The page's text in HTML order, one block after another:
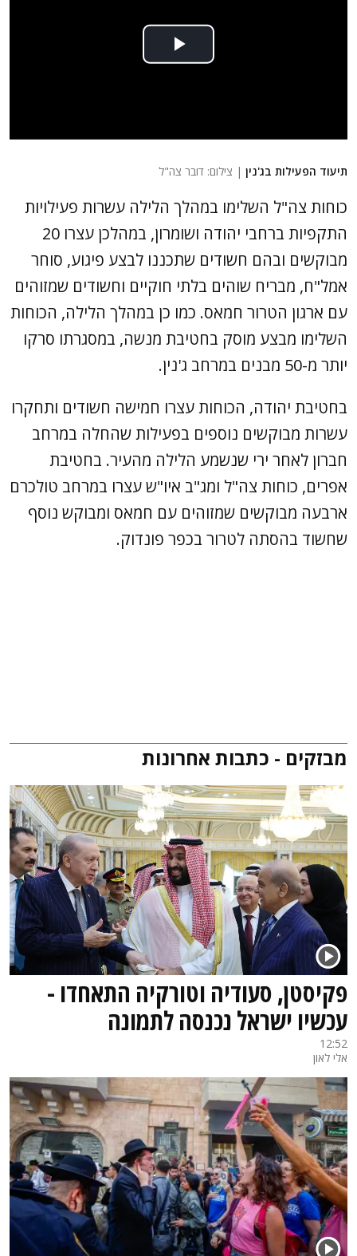
תיעוד הפעילות בג'נין | צילום: דובר צה"ל
כוחות צה"ל השלימו במהלך הלילה עשרות פעילויות
התקפיות ברחבי יהודה ושומרון, במהלכן עצרו 20
מבוקשים ובהם חשודים שתכננו לבצע פיגוע, סוחר
אמל"ח, מבריח שוהים בלתי חוקיים וחשודים שמזוהים
עם ארגון הטרור חמאס. כמו כן במהלך הלילה, הכוחות
השלימו מבצע מוסק בחטיבת מנשה, במסגרתו סרקו
יותר מ-50 מבנים במרחב ג'נין.
בחטיבת יהודה, הכוחות עצרו חמישה חשודים ותחקרו
עשרות מבוקשים נוספים בפעילות שהחלה במרחב
חברון לאחר ירי שנשמע הלילה מהעיר. בחטיבת
אפרים, כוחות צה"ל ומג"ב איו"ש עצרו במרחב טולכרם
ארבעה מבוקשים שמזוהים עם חמאס ומבוקש נוסף
שחשוד בהסתה לטרור בכפר פונדוק.
מבזקים - כתבות אחרונות
פקיסטן, סעודיה וטורקיה התאחדו -
עכשיו ישראל נכנסה לתמונה
12:52
אלי לאון